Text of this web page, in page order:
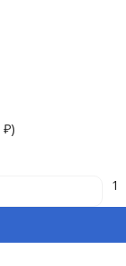
₽)
1